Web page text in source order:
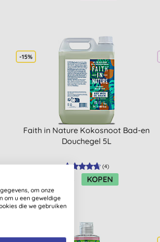
-15%
Faith in Nature Kokosnoot Bad-en
Douchegel 5L
(4)
KOPEN
om onze
om u een geweldige
die we gebruiken